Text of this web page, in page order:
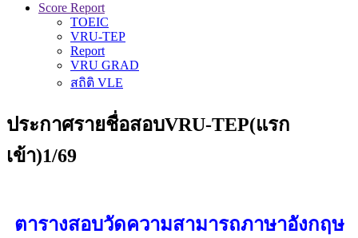
Score Report
TOEIC
VRU-TEP
Report
VRU GRAD
สถิติ VLE
ประกาศรายชื่อสอบVRU-TEP(แรก
เข้า)1/69
ตารางสอบวัดความสามารถภาษาอังกฤษ